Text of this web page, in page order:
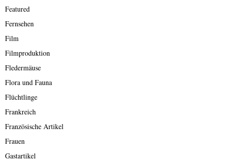
Featured
Fernsehen
Film
Filmproduktion
Fledermäuse
Flora und Fauna
Flüchtlinge
Frankreich
Französische Artikel
Frauen
Gastartikel